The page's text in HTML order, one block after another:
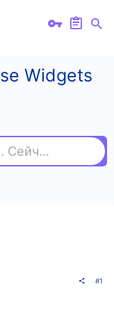
Widgets
Найдите курс или автора. Сейчас ищут
#1